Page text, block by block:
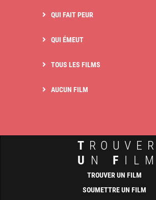
QUI FAIT PEUR
QUI ÉMEUT
TOUS LES FILMS
AUCUN FILM
T ROUVER
U N F ILM
TROUVER UN FILM
SOUMETTRE UN FILM